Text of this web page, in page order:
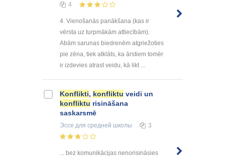
4
4. Vienošanās panākšana (kas ir
vērsta uz turpmākām attiecībām).
Abām sarunas biedrenēm atgriežoties
pie zēna, tiek atklāts, ka ārstiem tomēr
ir izdevies atrast veidu, kā likt ...
Konflikti, konfliktu veidi un
konfliktu risināšana
saskarsmē
Эссе для средней школы 3
... bez komunikācijas nenorisināsies